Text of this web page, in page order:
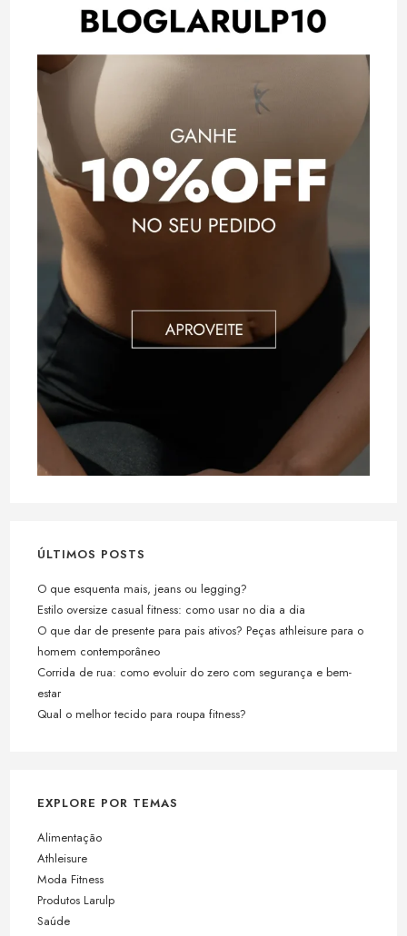
ÚLTIMOS POSTS
O que esquenta mais, jeans ou legging?
Estilo oversize casual fitness: como usar no dia a dia
O que dar de presente para pais ativos? Peças athleisure para o
homem contemporâneo
Corrida de rua: como evoluir do zero com segurança e bem-
estar
Qual o melhor tecido para roupa fitness?
EXPLORE POR TEMAS
Alimentação
Athleisure
Moda Fitness
Produtos Larulp
Saúde